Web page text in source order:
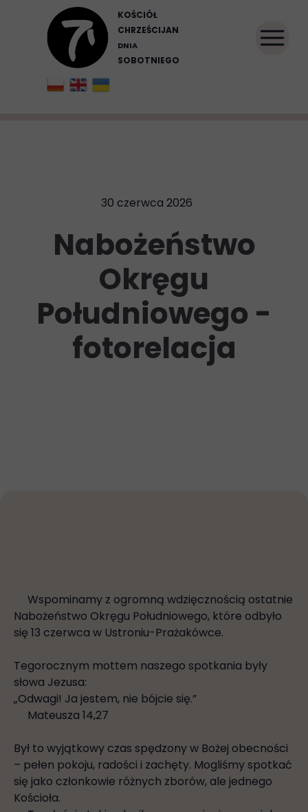
KOŚCIÓŁ
CHRZEŚCIJAN
DNIA
SOBOTNIEGO
30 czerwca 2026
Nabożeństwo
Okręgu
Południowego -
fotorelacja
Wspominamy z ogromną wdzięcznością ostatnie
Nabożeństwo Okręgu Południowego, które odbyło
się 13 czerwca w Ustroniu-Prażakówce.
Tegorocznym mottem naszego spotkania były
słowa Jezusa:
„Odwagi! Ja jestem, nie bójcie się.”
Mateusza 14,27
Był to wyjątkowy czas spędzony w Bożej obecności
– pełen pokoju, radości i zachęty. Mogliśmy spotkać
się jako członkowie różnych zborów, ale jednego
Kościoła.